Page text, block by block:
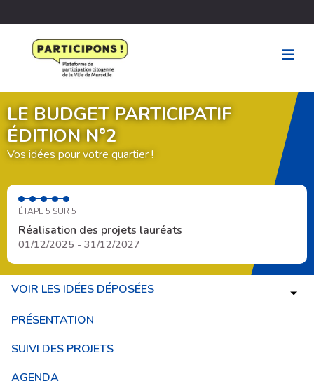
LE BUDGET PARTICIPATIF
ÉDITION N°2
Vos idées pour votre quartier !
ÉTAPE 5 SUR 5
Réalisation des projets lauréats
01/12/2025 - 31/12/2027
VOIR LES IDÉES DÉPOSÉES
PRÉSENTATION
SUIVI DES PROJETS
AGENDA